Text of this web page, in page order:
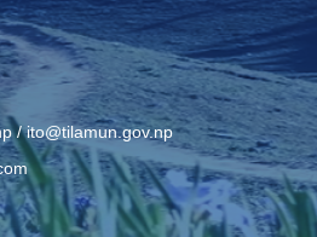
/ito@tilamun.gov.np